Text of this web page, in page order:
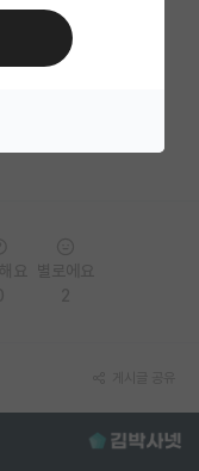
이 좋습니다.
것이 의미가 있는지?
타랩을 진학하는 것이